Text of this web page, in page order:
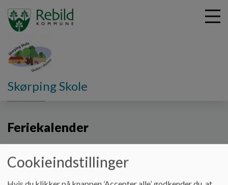
o
Skørping Skole
Vores skole
Feriekalender
Cookieindstillinger